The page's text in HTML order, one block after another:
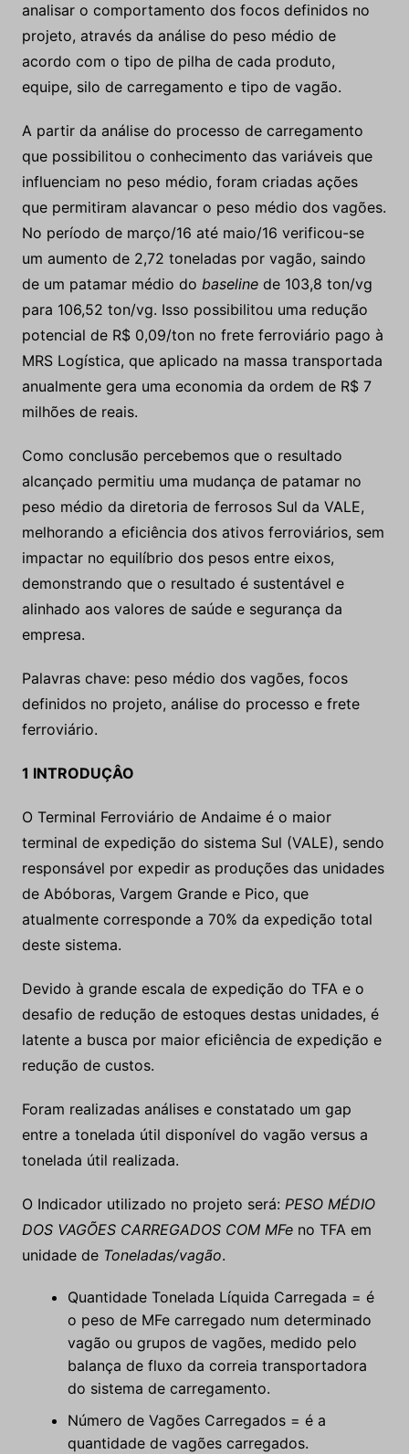
analisar o comportamento dos focos definidos no
projeto, através da análise do peso médio de
acordo com o tipo de pilha de cada produto,
equipe, silo de carregamento e tipo de vagão.
A partir da análise do processo de carregamento
que possibilitou o conhecimento das variáveis que
influenciam no peso médio, foram criadas ações
que permitiram alavancar o peso médio dos vagões.
No período de março/16 até maio/16 verificou-se
um aumento de 2,72 toneladas por vagão, saindo
de um patamar médio do baselinede 103,8 ton/vg
para 106,52 ton/vg. Isso possibilitou uma redução
potencial de R$ 0,09/ton no frete ferroviário pago à
MRS Logística, que aplicado na massa transportada
anualmente gera uma economia da ordem de R$ 7
milhões de reais.
Como conclusão percebemos que o resultado
alcançado permitiu uma mudança de patamar no
peso médio da diretoria de ferrosos Sul da VALE,
melhorando a eficiência dos ativos ferroviários, sem
impactar no equilíbrio dos pesos entre eixos,
demonstrando que o resultado é sustentável e
alinhado aos valores de saúde e segurança da
empresa.
Palavras chave: peso médio dos vagões, focos
definidos no projeto, análise do processo e frete
ferroviário.
1 INTRODUÇÂO
O Terminal Ferroviário de Andaime é o maior
terminal de expedição do sistema Sul (VALE), sendo
responsável por expedir as produções das unidades
de Abóboras, Vargem Grande e Pico, que
atualmente corresponde a 70% da expedição total
deste sistema.
Devido à grande escala de expedição do TFA e o
desafio de redução de estoques destas unidades, é
latente a busca por maior eficiência de expedição e
redução de custos.
Foram realizadas análises e constatado um gap
entre a tonelada útil disponível do vagão versus a
tonelada útil realizada.
O Indicador utilizado no projeto será: PESO MÉDIO
DOS VAGÕES CARREGADOS COM MFeno TFA em
unidade de Toneladas/vagão.
Quantidade Tonelada Líquida Carregada = é
o peso de MFe carregado num determinado
vagão ou grupos de vagões, medido pelo
balança de fluxo da correia transportadora
do sistema de carregamento.
Número de Vagões Carregados = é a
quantidade de vagões carregados.